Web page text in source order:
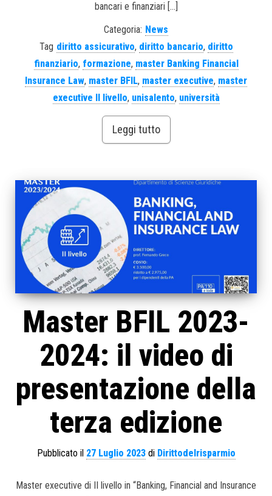
bancari e finanziari […]
Categoria: News
Tag diritto assicurativo, diritto bancario, diritto
finanziario, formazione, master Banking Financial
Insurance Law, master BFIL, master executive, master
executive II livello, unisalento, università
Leggi tutto
Master BFIL 2023-
2024: il video di
presentazione della
terza edizione
Pubblicato il 27 Luglio 2023di Dirittodelrisparmio
Master executive di II livello in “Banking, Financial and Insurance